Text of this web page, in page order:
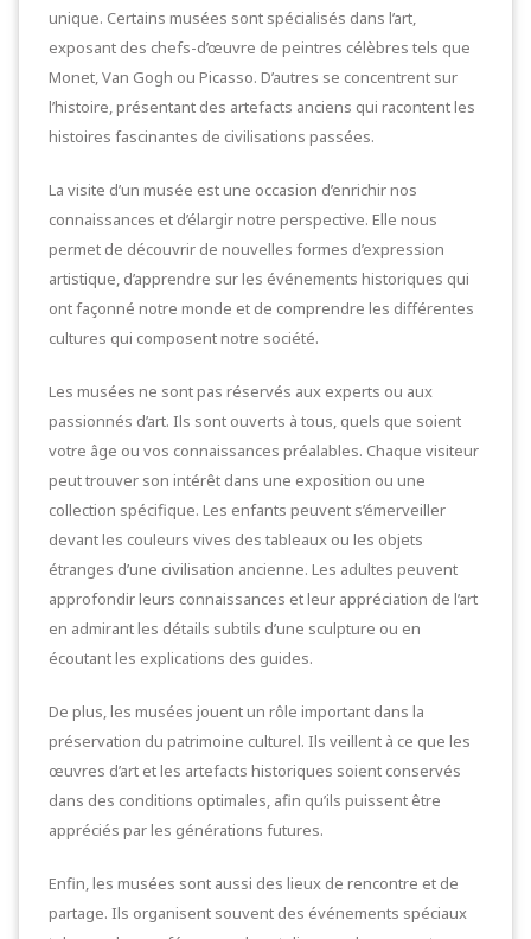
unique. Certains musées sont spécialisés dans l’art,
exposant des chefs-d’œuvre de peintres célèbres tels que
Monet, Van Gogh ou Picasso. D’autres se concentrent sur
l’histoire, présentant des artefacts anciens qui racontent les
histoires fascinantes de civilisations passées.
La visite d’un musée est une occasion d’enrichir nos
connaissances et d’élargir notre perspective. Elle nous
permet de découvrir de nouvelles formes d’expression
artistique, d’apprendre sur les événements historiques qui
ont façonné notre monde et de comprendre les différentes
cultures qui composent notre société.
Les musées ne sont pas réservés aux experts ou aux
passionnés d’art. Ils sont ouverts à tous, quels que soient
votre âge ou vos connaissances préalables. Chaque visiteur
peut trouver son intérêt dans une exposition ou une
collection spécifique. Les enfants peuvent s’émerveiller
devant les couleurs vives des tableaux ou les objets
étranges d’une civilisation ancienne. Les adultes peuvent
approfondir leurs connaissances et leur appréciation de l’art
en admirant les détails subtils d’une sculpture ou en
écoutant les explications des guides.
De plus, les musées jouent un rôle important dans la
préservation du patrimoine culturel. Ils veillent à ce que les
œuvres d’art et les artefacts historiques soient conservés
dans des conditions optimales, afin qu’ils puissent être
appréciés par les générations futures.
Enfin, les musées sont aussi des lieux de rencontre et de
partage. Ils organisent souvent des événements spéciaux